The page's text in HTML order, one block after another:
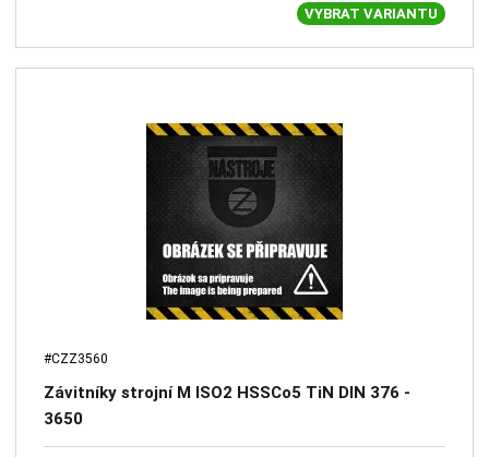
VYBRAT VARIANTU
#CZZ3560
Závitníky strojní M ISO2 HSSCo5 TiN DIN 376 -
3650